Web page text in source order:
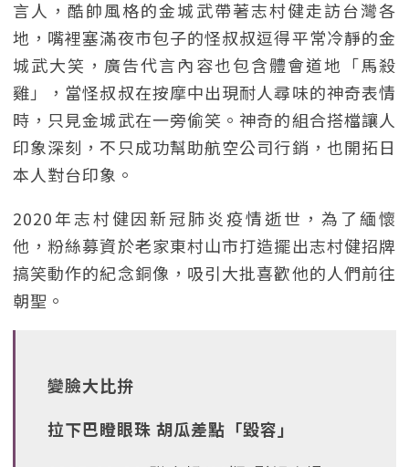
言人，酷帥風格的金城武帶著志村健走訪台灣各
地，嘴裡塞滿夜市包子的怪叔叔逗得平常冷靜的金
城武大笑，廣告代言內容也包含體會道地「馬殺
雞」，當怪叔叔在按摩中出現耐人尋味的神奇表情
時，只見金城武在一旁偷笑。神奇的組合搭檔讓人
印象深刻，不只成功幫助航空公司行銷，也開拓日
本人對台印象。
2020年志村健因新冠肺炎疫情逝世，為了緬懷
他，粉絲募資於老家東村山市打造擺出志村健招牌
搞笑動作的紀念銅像，吸引大批喜歡他的人們前往
朝聖。
變臉大比拚
拉下巴瞪眼珠 胡瓜差點「毀容」